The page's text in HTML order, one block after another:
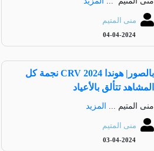
منى المتيم
04-04-2024
بالصور| هوندا CRV 2024 نجمة كل
المشاهد تتألق بالأعياد
منى المتيم ... المزيد
منى المتيم
03-04-2024